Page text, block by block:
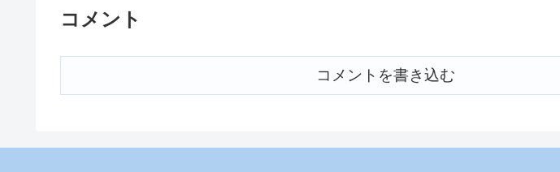
コメント
コメントを書き込む